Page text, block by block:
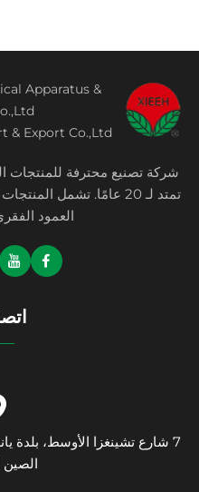
Apparatus &
& Export Co.,Ltd.
شركة تصنيع محترفة للمنتجات
تمتد لـ 20 عامًا. تشمل
العمود
الصين